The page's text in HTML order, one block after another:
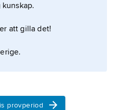
att gilla det!
provperiod